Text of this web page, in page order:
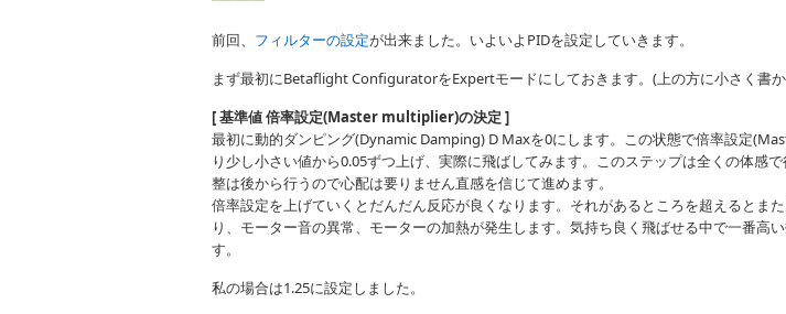
前回、 フィルターの設定が出来ました。いよいよPIDを設定していきます。
まず最初にBetaflight ConfiguratorをExpertモードにしておきます。(上の方に小さく書
[ 基準値 倍率設定(Master multiplier)の決定 ]
最初に動的ダンピング(Dynamic Damping) D Maxを0にします。この状態で倍率設定
り少し小さい値から0.05ずつ上げ、実際に飛ばしてみます。このステップは全くの体感
整は後から行うので心配は要りません直感を信じて進めます。
倍率設定を上げていくとだんだん反応が良くなります。それがあるところを超えるとま
り、モーター音の異常、モーターの加熱が発生します。気持ち良く飛ばせる中で一番高
す。
私の場合は1.25に設定しました。